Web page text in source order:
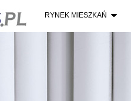
RYNEK MIESZKAŃ